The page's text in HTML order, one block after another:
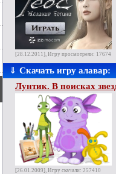
[28.12.2011], Игру просмотрели: 17674
⇓ Скачать игру алавар:
Лунтик. В поисках
[26.01.2009], Игру скачали: 257410